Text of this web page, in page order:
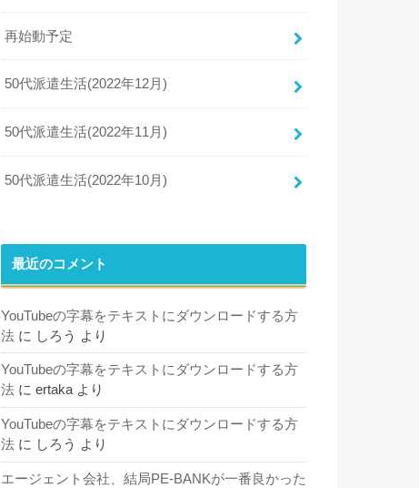
再始動予定
50代派遣生活(2022年12月)
50代派遣生活(2022年11月)
50代派遣生活(2022年10月)
最近のコメント
YouTubeの字幕をテキストにダウンロードする方
法 に しろう より
YouTubeの字幕をテキストにダウンロードする方
法 に ertakaより
YouTubeの字幕をテキストにダウンロードする方
法 に しろう より
エージェント会社、結局PE-BANKが一番良かった